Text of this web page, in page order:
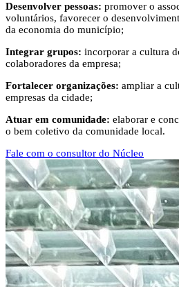
Desenvolver pessoas: promover o
voluntários, favorecer o
da economia do município;
Integrar grupos: incorporar a cultura
colaboradores da empresa;
Fortalecer organizações: ampliar a
empresas da cidade;
Atuar em comunidade: elaborar e
o bem coletivo da comunidade local.
Fale com o consultor do Núcleo